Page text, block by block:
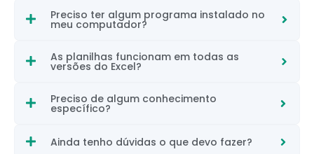
Preciso ter algum programa instalado no
meu computador?
As planilhas funcionam em todas as
versões do Excel?
Preciso de algum conhecimento
específico?
Ainda tenho dúvidas o que devo fazer?